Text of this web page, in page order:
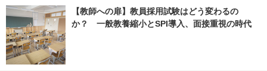
【教師への扉】教員採用試験はどう変わるの
か？ 一般教養縮小とSPI導入、面接重視の時代